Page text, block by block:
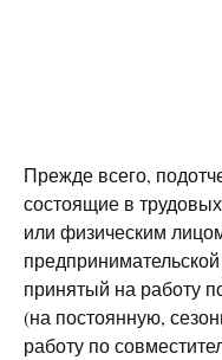
Прежде всего,
состоящие в
или физическим
принятый на работу
(на постоянную,
работу по